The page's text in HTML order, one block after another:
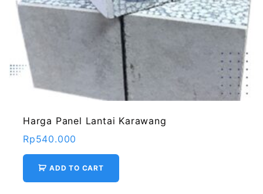
Harga Panel Lantai Karawang
Rp540.000
ADD TO CART